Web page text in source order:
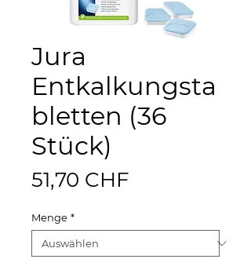
Jura
Entkalkungsta
bletten (36
Stück)
51,70 CHFPreis
Menge *